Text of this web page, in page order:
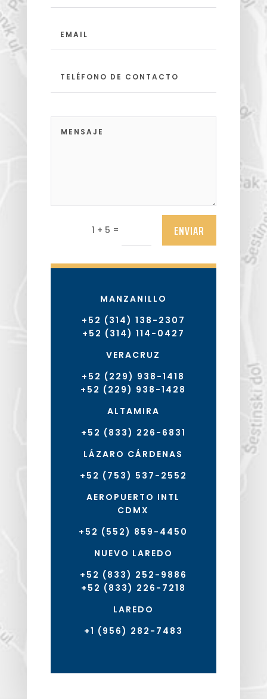
1 + 5 = ENVIAR
MANZANILLO
+52 (314) 138-2307
+52 (314) 114-0427
VERACRUZ
+52 (229) 938-1418
+52 (229) 938-1428
ALTAMIRA
+52 (833) 226-6831
LÁZARO CÁRDENAS
+52 (753) 537-2552
AEROPUERTO INTL
CDMX
+52 (552) 859-4450
NUEVO LAREDO
+52 (833) 252-9886
+52 (833) 226-7218
LAREDO
+1 (956) 282-7483